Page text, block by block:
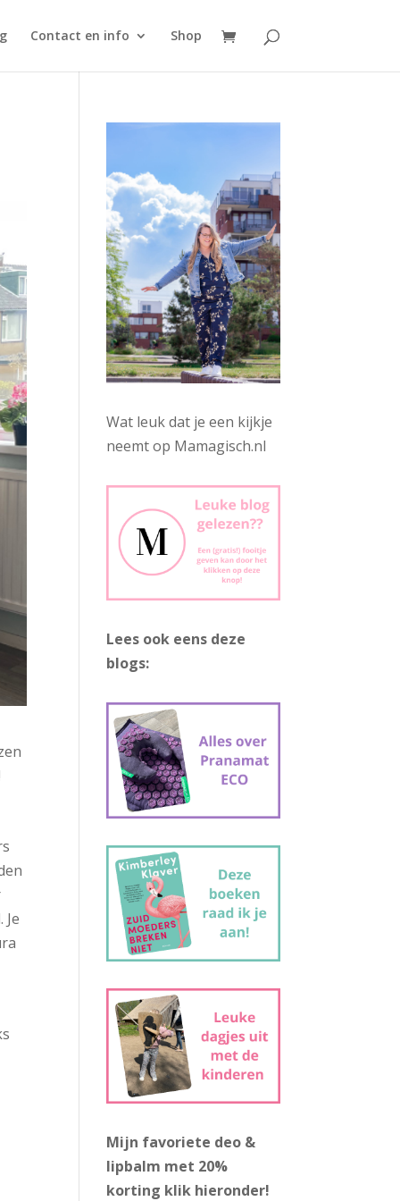
Contact en info Shop
Wat leuk dat je een kijkje
neemt op Mamagisch.nl
Lees ook eens deze
blogs:
Mijn favoriete deo &
lipbalm met 20%
korting klik hieronder!